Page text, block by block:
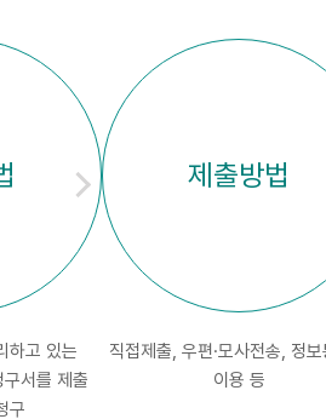
하고 있는
서를 제출
구
제출방법
직접제출, 우편·모사전송, 정
이용 등